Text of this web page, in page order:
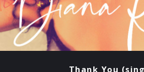
Thank You